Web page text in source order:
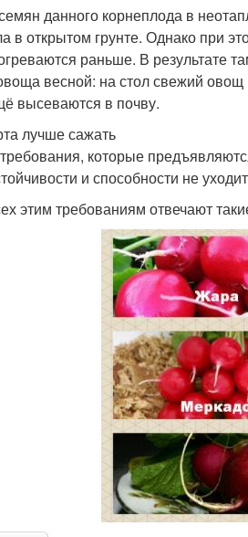
данного корнеплода в
в открытом грунте. Однако при
раньше. В результате
весной: на стол свежий
высеваются в почву.
лучше сажать
которые
и способности не
этим требованиям отвечают